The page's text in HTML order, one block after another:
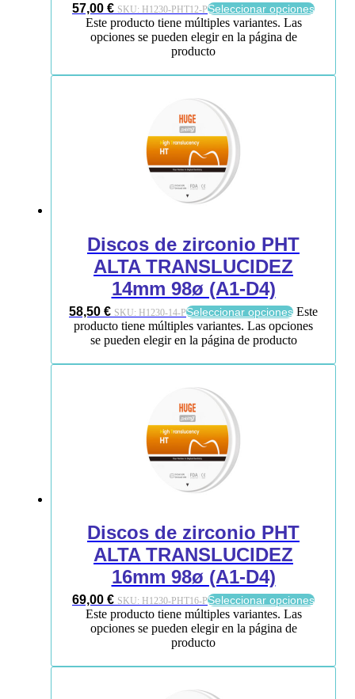
57,00 € SKU: H1230-PHT12-PSeleccionar opciones
Este producto tiene múltiples variantes. Las
opciones se pueden elegir en la página de
producto
Discos de zirconio PHT
ALTA TRANSLUCIDEZ
14mm 98ø (A1-D4)
58,50 € SKU: H1230-14-PSeleccionar opciones Este
producto tiene múltiples variantes. Las opciones
se pueden elegir en la página de producto
Discos de zirconio PHT
ALTA TRANSLUCIDEZ
16mm 98ø (A1-D4)
69,00 € SKU: H1230-PHT16-PSeleccionar opciones
Este producto tiene múltiples variantes. Las
opciones se pueden elegir en la página de
producto